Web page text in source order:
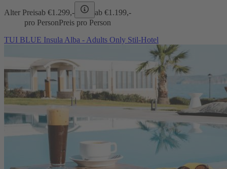
Alter Preisab €1.299,- ab €1.199,-
pro PersonPreis pro Person
TUI BLUE Insula Alba - Adults Only Stil-Hotel